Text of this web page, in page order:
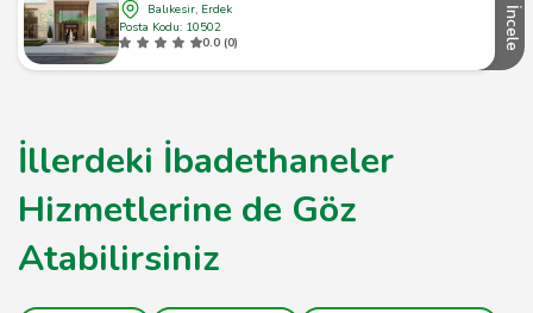
Balıkesir, Erdek
Posta Kodu: 10502
0.0 (0)
İncele
İllerdeki İbadethaneler
Hizmetlerine de Göz
Atabilirsiniz